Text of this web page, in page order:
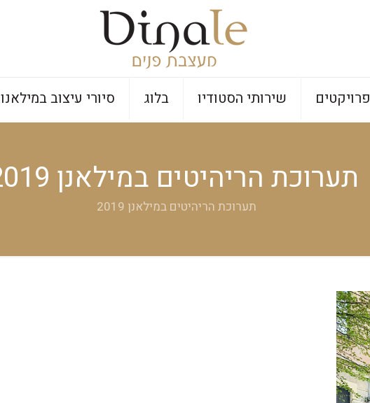
פרויקטים שירותי הסטודיו בלוג סיורי עיצוב במילאנו
תערוכת הריהיטים במילאנן 2019
תערוכת הריהיטים במילאנן 2019